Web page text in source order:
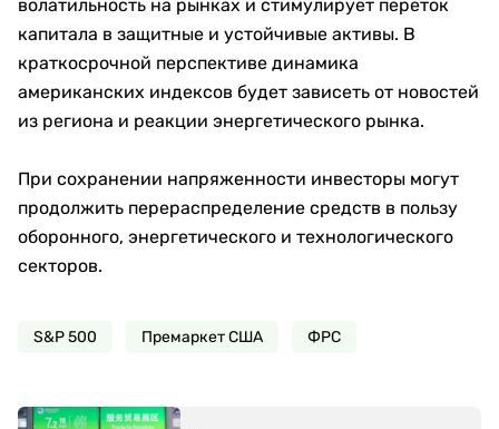
волатильность на рынках и стимулирует переток
капитала в защитные и устойчивые активы. В
краткосрочной перспективе динамика
американских индексов будет зависеть от новостей
из региона и реакции энергетического рынка.
При сохранении напряженности инвесторы могут
продолжить перераспределение средств в пользу
оборонного, энергетического и технологического
секторов.
S&P 500 Премаркет США ФРС